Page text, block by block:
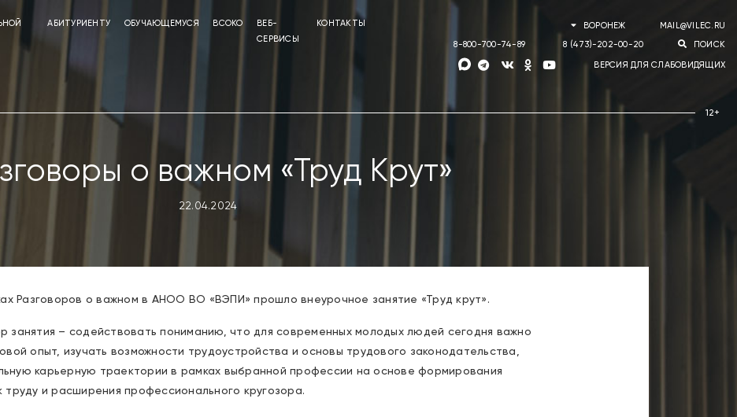
АБИТУРИЕНТУ ОБУЧАЮЩЕМУСЯ ВСОКО
ВЕБ-
СЕРВИСЫ
КОНТАКТЫ ВОРОНЕЖ MAIL@VILEC.RU
8-800-700-74-89 8 (473)-202-00-20 ПОИСК
ВЕРСИЯ ДЛЯ СЛАБОВИДЯЩИХ
о важном «Труд Крут»
22.04.2024
Разговоров о важном в АНОО ВО «ВЭПИ» прошло внеурочное занятие «Труд крут».
занятия – содействовать пониманию, что для современных молодых людей сегодня важно
опыт, изучать возможности трудоустройства и основы трудового законодательства,
карьерную траектории в рамках выбранной профессии на основе формирования
труду и расширения профессионального кругозора.